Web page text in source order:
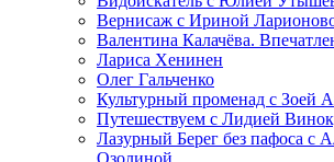
Вернисаж с Ириной
Валентина Калачёва.
Лариса Хенинен
Олег Гальченко
Культурный променад с Зоей
Путешествуем с Лидией
Лазурный Берег без пафоса с